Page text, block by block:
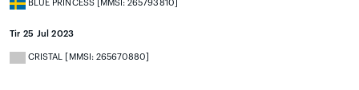
BLUE PRINCESS [MMSI: 265793810]
Tir 25 Jul 2023
CRISTAL [MMSI: 265670880]